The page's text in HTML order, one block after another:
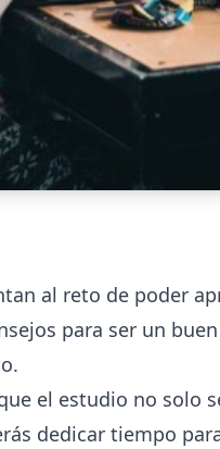
al reto de poder
para ser un
el estudio no solo
dedicar tiempo